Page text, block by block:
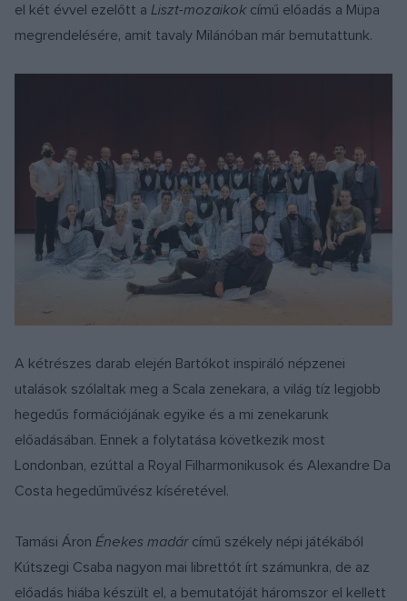
el két évvel ezelőtt a Liszt-mozaikok című előadás a Müpa
megrendelésére, amit tavaly Milánóban már bemutattunk.
A kétrészes darab elején Bartókot inspiráló népzenei
utalások szólaltak meg a Scala zenekara, a világ tíz legjobb
hegedűs formációjának egyike és a mi zenekarunk
előadásában. Ennek a folytatása következik most
Londonban, ezúttal a Royal Filharmonikusok és Alexandre Da
Costa hegedűművész kíséretével.
Tamási Áron Énekes madárcímű székely népi játékából
Kútszegi Csaba nagyon mai librettót írt számunkra, de az
előadás hiába készült el, a bemutatóját háromszor el kellett